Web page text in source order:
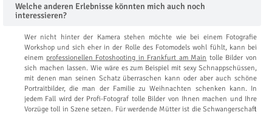
Welche anderen Erlebnisse könnten mich auch noch
interessieren?
Wer nicht hinter der Kamera stehen möchte wie bei einem Fotografie
Workshop und sich eher in der Rolle des Fotomodels wohl fühlt, kann bei
einem professionellen Fotoshooting in Frankfurt am Main tolle Bilder von
sich machen lassen. Wie wäre es zum Beispiel mit sexy Schnappschüssen,
mit denen man seinen Schatz überraschen kann oder aber auch schöne
Portraitbilder, die man der Familie zu Weihnachten schenken kann. In
jedem Fall wird der Profi-Fotograf tolle Bilder von Ihnen machen und Ihre
Vorzüge toll in Szene setzen. Für werdende Mütter ist die Schwangerschaft